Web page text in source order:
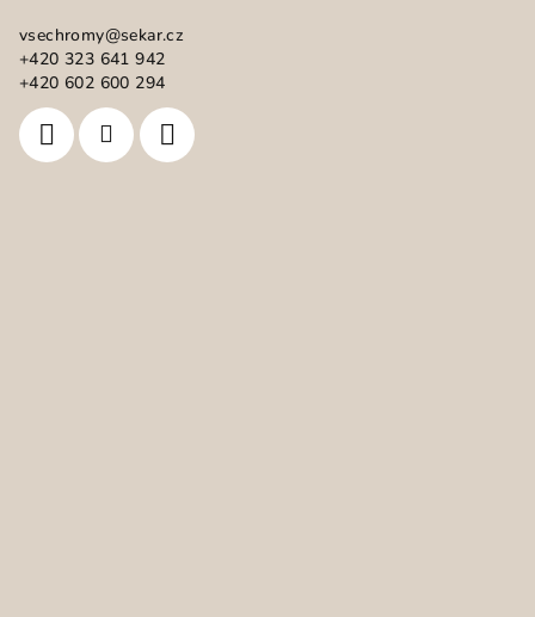
vsechromy@sekar.cz
+420 323 641 942
+420 602 600 294